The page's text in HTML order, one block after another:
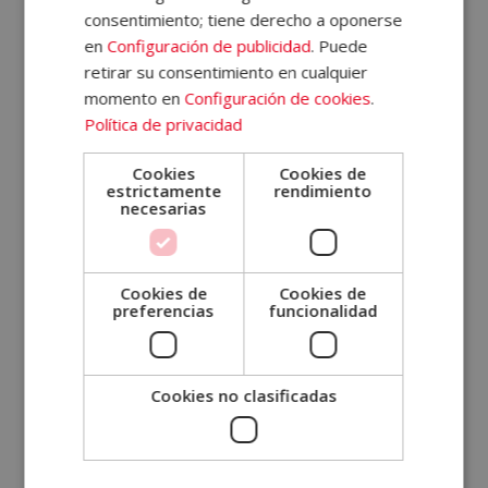
Tu correo electrónico (*)
Indícanos en qué curso estás interesado (*)
ESTRATEGIAS DE FORMACIÓN PERSONAL Y PROFESIONAL, S.L., CIF: B87813861
consentimiento; tiene derecho a oponerse
enConfiguración de publicidad. Puede
retirar su consentimiento en cualquier
momento enConfiguración de cookies.
Política de privacidad
Cookies
estrictamente
necesarias
Cookies de
rendimiento
Cookies de
preferencias
Cookies de
funcionalidad
Cookies no clasificadas